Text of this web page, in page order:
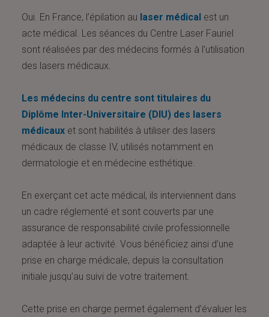
Oui. En France, l’épilation au laser médicalest un
acte médical. Les séances du Centre Laser Fauriel
sont réalisées par des médecins formés à l’utilisation
des lasers médicaux.
Les médecins du centre sont titulaires du
Diplôme Inter-Universitaire (DIU) des lasers
médicauxet sont habilités à utiliser des lasers
médicaux de classe IV, utilisés notamment en
dermatologie et en médecine esthétique.
En exerçant cet acte médical, ils interviennent dans
un cadre réglementé et sont couverts par une
assurance de responsabilité civile professionnelle
adaptée à leur activité. Vous bénéficiez ainsi d’une
prise en charge médicale, depuis la consultation
initiale jusqu’au suivi de votre traitement.
Cette prise en charge permet également d’évaluer les